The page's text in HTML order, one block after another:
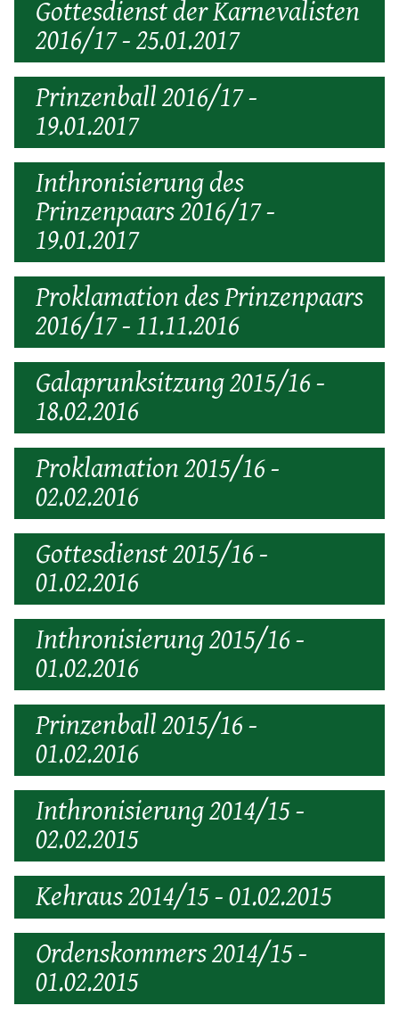
Gottesdienst der Karnevalisten
2016/17 - 25.01.2017
Prinzenball 2016/17 -
19.01.2017
Inthronisierung des
Prinzenpaars 2016/17 -
19.01.2017
Proklamation des Prinzenpaars
2016/17 - 11.11.2016
Galaprunksitzung 2015/16 -
18.02.2016
Proklamation 2015/16 -
02.02.2016
Gottesdienst 2015/16 -
01.02.2016
Inthronisierung 2015/16 -
01.02.2016
Prinzenball 2015/16 -
01.02.2016
Inthronisierung 2014/15 -
02.02.2015
Kehraus 2014/15 - 01.02.2015
Ordenskommers 2014/15 -
01.02.2015